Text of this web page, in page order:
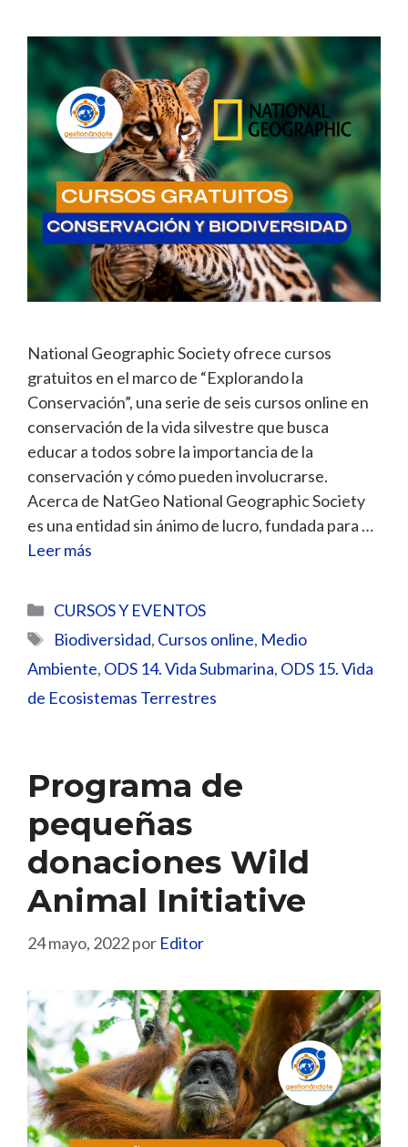
National Geographic Society ofrece cursos
gratuitos en el marco de “Explorando la
Conservación”, una serie de seis cursos online en
conservación de la vida silvestre que busca
educar a todos sobre la importancia de la
conservación y cómo pueden involucrarse.
Acerca de NatGeo National Geographic Society
es una entidad sin ánimo de lucro, fundada para …
Leer más
Categorías
CURSOS Y EVENTOS
Etiquetas
Biodiversidad, Cursos online, Medio
Ambiente, ODS 14. Vida Submarina, ODS 15. Vida
de Ecosistemas Terrestres
Programa de
pequeñas
donaciones Wild
Animal Initiative
24 mayo, 2022por Editor